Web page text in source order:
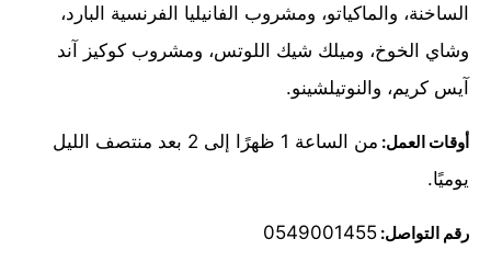
الساخنة، والماكياتو، ومشروب الفانيليا الفرنسية البارد،
وشاي الخوخ، وميلك شيك اللوتس، ومشروب كوكيز آند
آيس كريم، والنوتيلشينو.
أوقات العمل:
من الساعة 1 ظهرًا إلى 2 بعد منتصف الليل
يوميًا.
رقم التواصل: 0549001455